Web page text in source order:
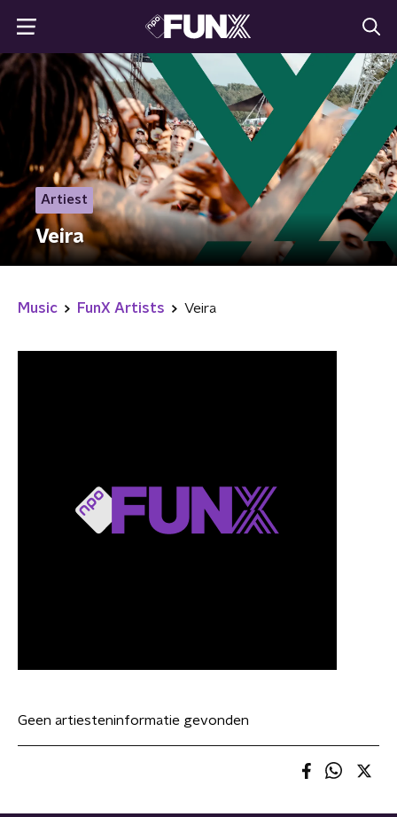
Artiest
Veira
Music FunX Artists Veira
Geen artiesteninformatie gevonden